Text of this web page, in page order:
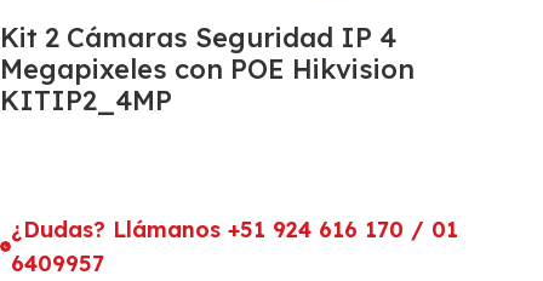
Kit 2 Cámaras Seguridad IP 4
Megapixeles con POE Hikvision
KITIP2_4MP
¿Dudas? Llámanos +51 924 616 170 / 01
6409957